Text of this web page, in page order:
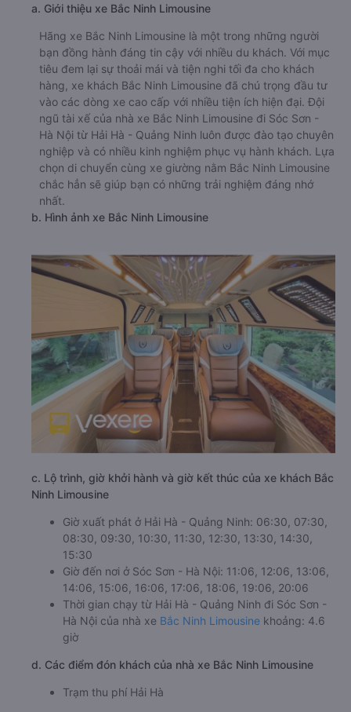
a. Giới thiệu xe Bắc Ninh Limousine
Hãng xe Bắc Ninh Limousine là một trong những người
bạn đồng hành đáng tin cậy với nhiều du khách. Với mục
tiêu đem lại sự thoải mái và tiện nghi tối đa cho khách
hàng, xe khách Bắc Ninh Limousine đã chú trọng đầu tư
vào các dòng xe cao cấp với nhiều tiện ích hiện đại. Đội
ngũ tài xế của nhà xe Bắc Ninh Limousine đi Sóc Sơn -
Hà Nội từ Hải Hà - Quảng Ninh luôn được đào tạo chuyên
nghiệp và có nhiều kinh nghiệm phục vụ hành khách. Lựa
chọn di chuyển cùng xe giường nằm Bắc Ninh Limousine
chắc hẳn sẽ giúp bạn có những trải nghiệm đáng nhớ
nhất.
b. Hình ảnh xe Bắc Ninh Limousine
c. Lộ trình, giờ khởi hành và giờ kết thúc của xe khách Bắc
Ninh Limousine
Giờ xuất phát ở Hải Hà - Quảng Ninh: 06:30, 07:30,
08:30, 09:30, 10:30, 11:30, 12:30, 13:30, 14:30,
15:30
Giờ đến nơi ở Sóc Sơn - Hà Nội: 11:06, 12:06, 13:06,
14:06, 15:06, 16:06, 17:06, 18:06, 19:06, 20:06
Thời gian chạy từ Hải Hà - Quảng Ninh đi Sóc Sơn -
Hà Nội của nhà xe Bắc Ninh Limousine khoảng: 4.6
giờ
d. Các điểm đón khách của nhà xe Bắc Ninh Limousine
Trạm thu phí Hải Hà